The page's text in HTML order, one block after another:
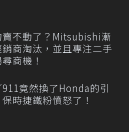
賣不動了？Mitsubishi漸
銷商淘汰，並且專注二手
商機！
911竟然換了Honda的引
時捷鐵粉憤怒了！